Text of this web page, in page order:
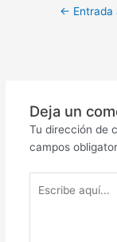
← Entrada
Deja un
Tu dirección de
campos
aquí...